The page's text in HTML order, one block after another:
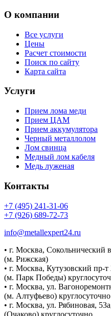
О компании
Все услуги
Цены
Расчет стоимости
Поиск по сайту
Карта сайта
Услуги
Прием лома меди
Прием ЦАМ
Прием аккумулятора
Черный металлолом
Лом свинца
Медный лом кабеля
Медь луженая
Контакты
+7 (495) 241-31-06
+7 (926) 689-72-73
info@metallexpert24.ru
• г. Москва, Сокольнический
(м. Рижская)
• г. Москва, Кутузовский пр-т
(м. Парк Победы)
• г. Москва, ул.
(м. Алтуфьево) круглосуточно
• г. Москва, ул. Рябиновая,
(Очаково) круглосуточно